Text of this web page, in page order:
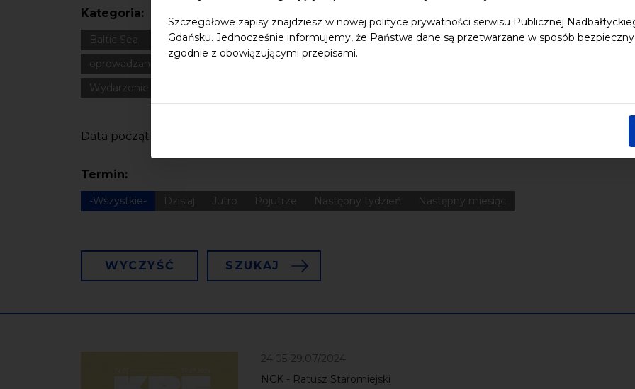
Szczegółowe zapisy znajdziesz w nowej polityce prywatności serwisu Publicznej
Gdańsku. Jednocześnie informujemy, że Państwa dane są przetwarzane w sposób
zgodnie z obowiązującymi przepisami.
Kategoria:
Baltic Sea Bałtyk Cultural heritage Dla dzieci Dziedzictwo kulturowe ekologia Festiwal
oprowadzanie
Wydarzenie zewnętrzne
Data początkowa
Termin:
-Wszystkie- Dzisiaj Jutro Pojutrze Następny tydzień Następny miesiąc
WYCZYŚĆ SZUKAJ
24.05-29.07/2024
NCK - Ratusz Staromiejski